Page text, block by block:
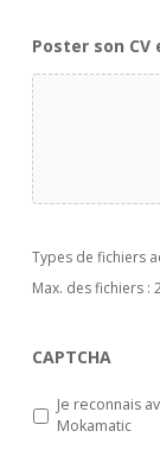
Poster son
Types de fichiers
Max. des fichiers :
CAPTCHA
*
Je reconnais
Mokamatic